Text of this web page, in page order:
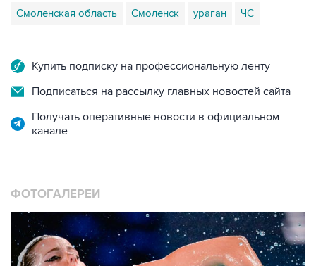
Смоленская область Смоленск ураган ЧС
Купить подписку на профессиональную ленту
Подписаться на рассылку главных новостей сайта
Получать оперативные новости в официальном
канале
ФОТОГАЛЕРЕИ